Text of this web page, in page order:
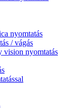
nyomtatás
/ vágás
vision nyomtatás